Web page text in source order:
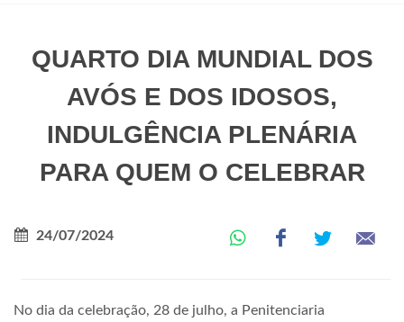
QUARTO DIA MUNDIAL DOS
AVÓS E DOS IDOSOS,
INDULGÊNCIA PLENÁRIA
PARA QUEM O CELEBRAR
24/07/2024
No dia da celebração, 28 de julho, a Penitenciaria